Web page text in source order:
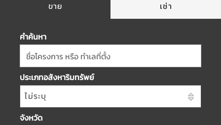
ขาย เช่า
คำค้นหา
ชื่อโครงการ หรือ ทำเลที่ตั้ง
ประเภทอสังหาริมทรัพย์
ไม่ระบุ
จังหวัด